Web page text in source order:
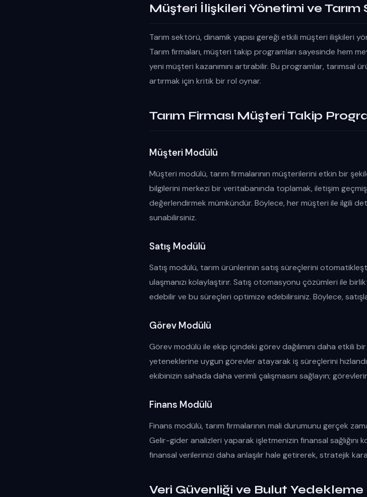
Müşteri İlişkileri Yönetimi ve
Tarım sektörü, dinamik yapısı gereği etkili müşteri ilişkileri
Tarım firmaları, müşteri takip programları sayesinde hem
yeni müşteri kazanımını artırabilir. Bu programlar, tarımsal
artırmak için kritik bir rol oynar.
Tarım Firması Müşteri Takip
Müşteri Modülü
Müşteri modülü, tarım firmalarının müşterilerini etkin bir
bilgilerini merkezi bir veritabanında toplamak, iletişim
değerlendirmek mümkündür. Böylece, her müşteri ile ilgili
sunabilirsiniz.
Satış Modülü
Satış modülü, tarım ürünlerinin satış süreçlerini
ulaşmanızı kolaylaştırır. Satış otomasyonu çözümleri ile
edebilir ve bu süreçleri optimize edebilirsiniz. Böylece,
Görev Modülü
Görev modülü ile ekip içindeki görev dağılımını daha etkili
yeteneklerine uygun görevler atayarak iş süreçlerini
ekibinizin sahada daha verimli çalışmasını sağlayın;
Finans Modülü
Finans modülü, tarım firmalarının mali durumunu gerçek
Gelir-gider analizleri yaparak işletmenizin finansal sağlığını
finansal verilerinizi daha anlaşılır hale getirerek, stratejik
Veri Güvenliği ve Bulut Yedekleme